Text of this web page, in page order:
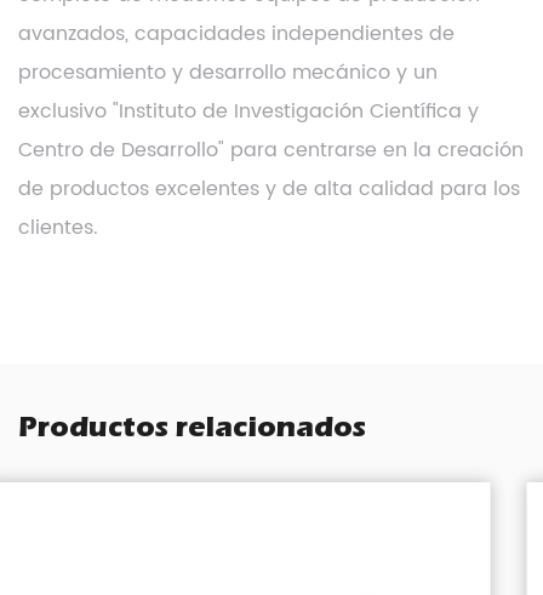
avanzados, capacidades independientes de
procesamiento y desarrollo mecánico y un
exclusivo "Instituto de Investigación Científica y
Centro de Desarrollo" para centrarse en la creación
de productos excelentes y de alta calidad para los
clientes.
Productos relacionados